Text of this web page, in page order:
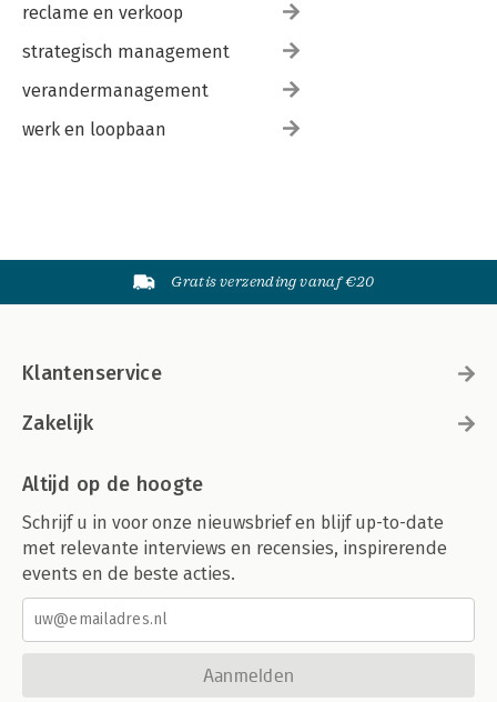
reclame en verkoop
strategisch management
verandermanagement
werk en loopbaan
Gratis verzending vanaf €20
Klantenservice
Zakelijk
Altijd op de hoogte
Schrijf u in voor onze nieuwsbrief en blijf up-to-date
met relevante interviews en recensies, inspirerende
events en de beste acties.
Aanmelden